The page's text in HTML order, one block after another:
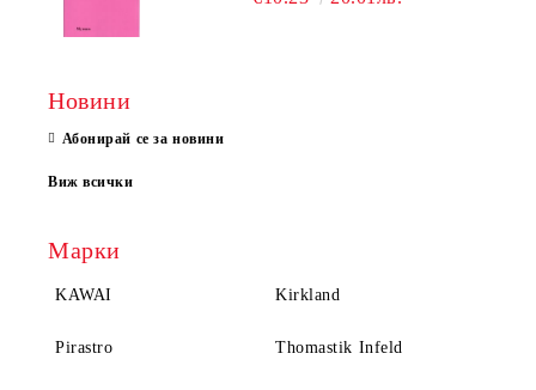
Новини
Абонирай се за новини
Виж всички
Марки
KAWAI Kirkland
Pirastro Thomastik Infeld